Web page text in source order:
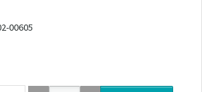
00605